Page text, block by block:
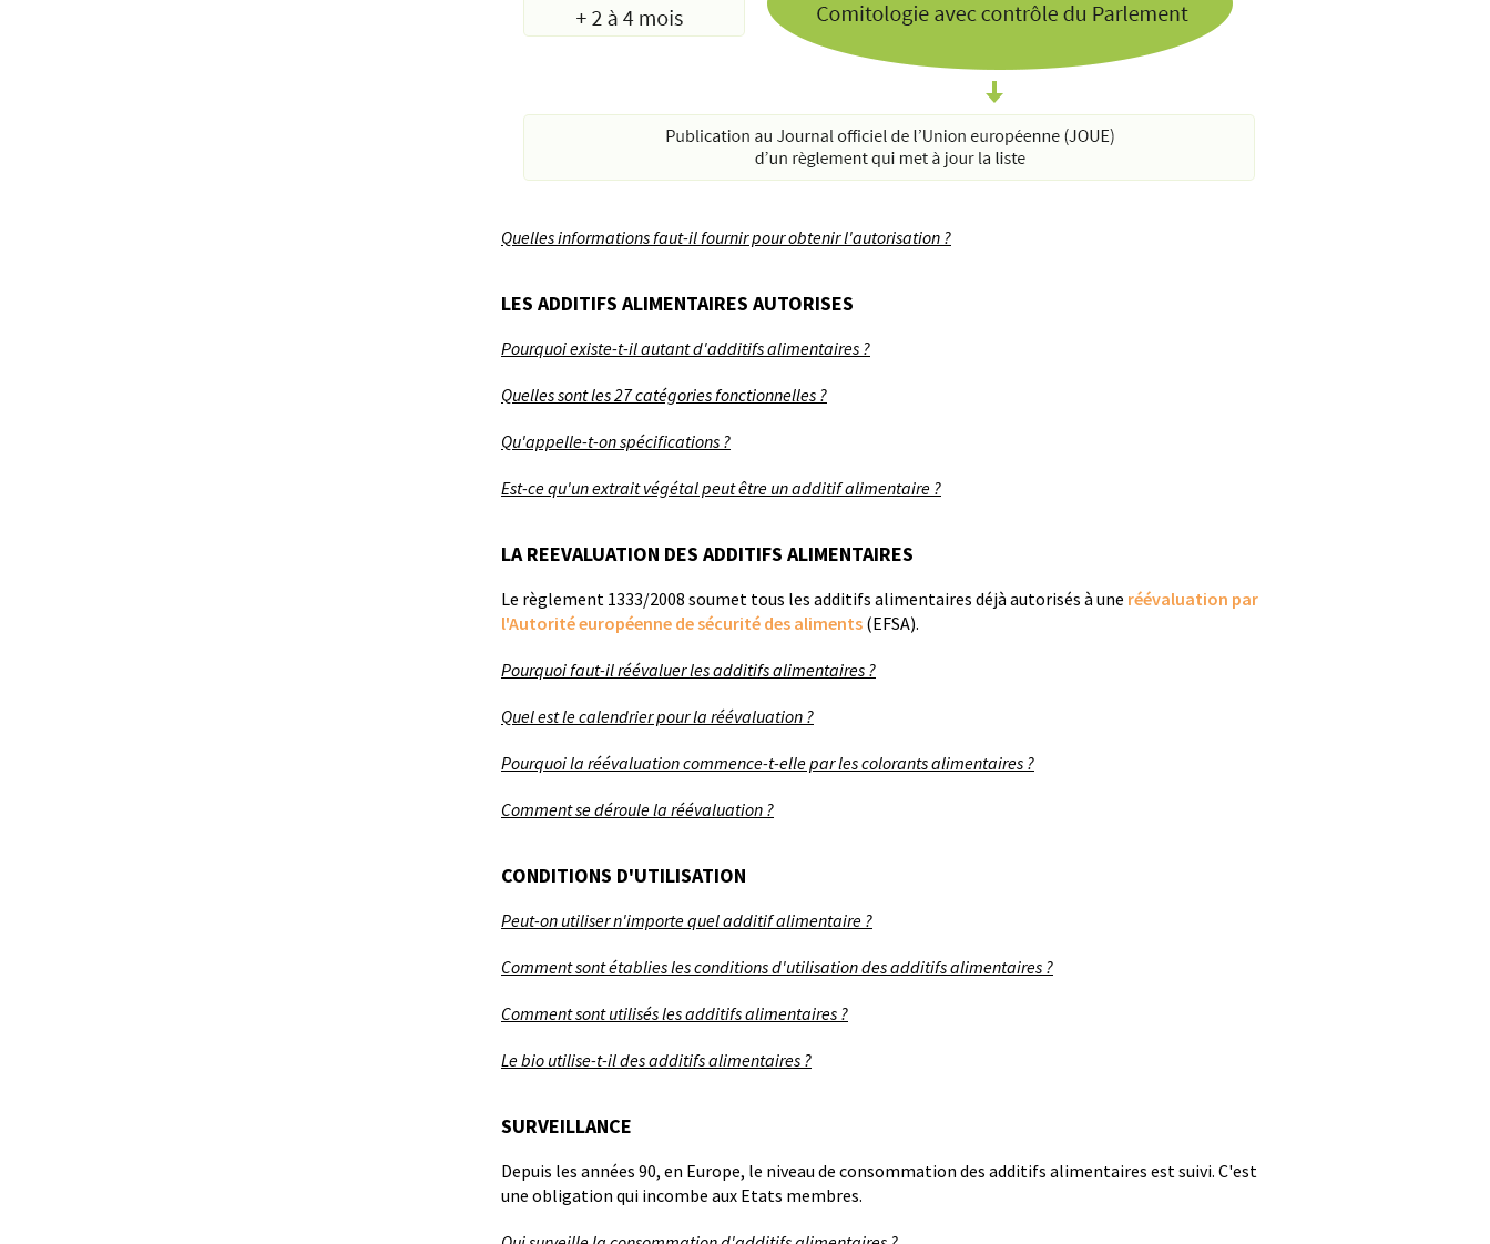
Quelles informations faut-il fournir pour obtenir l'autorisation ?
LES ADDITIFS ALIMENTAIRES AUTORISES
Pourquoi existe-t-il autant d'additifs alimentaires ?
Quelles sont les 27 catégories fonctionnelles ?
Qu'appelle-t-on spécifications ?
Est-ce qu'un extrait végétal peut être un additif alimentaire ?
LA REEVALUATION DES ADDITIFS ALIMENTAIRES
Le règlement 1333/2008 soumet tous les additifs alimentaires déjà autorisés à une réévaluation par
l'Autorité européenne de sécurité des aliments (EFSA).
Pourquoi faut-il réévaluer les additifs alimentaires ?
Quel est le calendrier pour la réévaluation ?
Pourquoi la réévaluation commence-t-elle par les colorants alimentaires ?
Comment se déroule la réévaluation ?
CONDITIONS D'UTILISATION
Peut-on utiliser n'importe quel additif alimentaire ?
Comment sont établies les conditions d'utilisation des additifs alimentaires ?
Comment sont utilisés les additifs alimentaires ?
Le bio utilise-t-il des additifs alimentaires ?
SURVEILLANCE
Depuis les années 90, en Europe, le niveau de consommation des additifs alimentaires est suivi. C'est
une obligation qui incombe aux Etats membres.